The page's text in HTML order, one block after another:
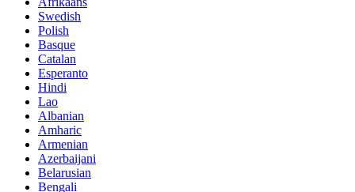
Swedish
Polish
Basque
Catalan
Esperanto
Hindi
Lao
Albanian
Amharic
Armenian
Azerbaijani
Belarusian
Bengali